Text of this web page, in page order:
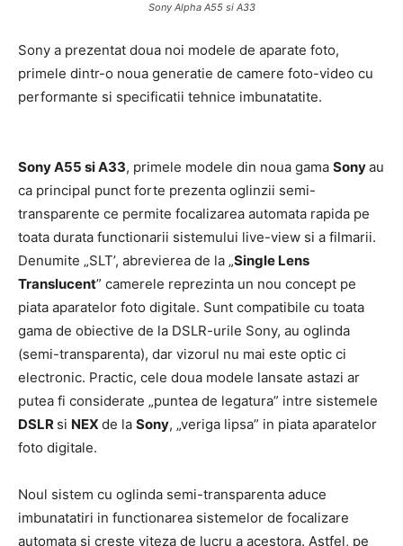
Sony Alpha A55 si A33
Sony a prezentat doua noi modele de aparate foto,
primele dintr-o noua generatie de camere foto-video cu
performante si specificatii tehnice imbunatatite.
Sony A55 si A33, primele modele din noua gama Sonyau
ca principal punct forte prezenta oglinzii semi-
transparente ce permite focalizarea automata rapida pe
toata durata functionarii sistemului live-view si a filmarii.
Denumite „SLT’, abrevierea de la „Single Lens
Translucent” camerele reprezinta un nou concept pe
piata aparatelor foto digitale. Sunt compatibile cu toata
gama de obiective de la DSLR-urile Sony, au oglinda
(semi-transparenta), dar vizorul nu mai este optic ci
electronic. Practic, cele doua modele lansate astazi ar
putea fi considerate „puntea de legatura” intre sistemele
DSLR si NEX de la Sony, „veriga lipsa” in piata aparatelor
foto digitale.
Noul sistem cu oglinda semi-transparenta aduce
imbunatatiri in functionarea sistemelor de focalizare
automata si creste viteza de lucru a acestora. Astfel, pe